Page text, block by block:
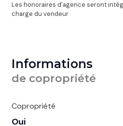
Les honoraires d'agence seront
charge du vendeur
Informations
de copropriété
Copropriété
Oui